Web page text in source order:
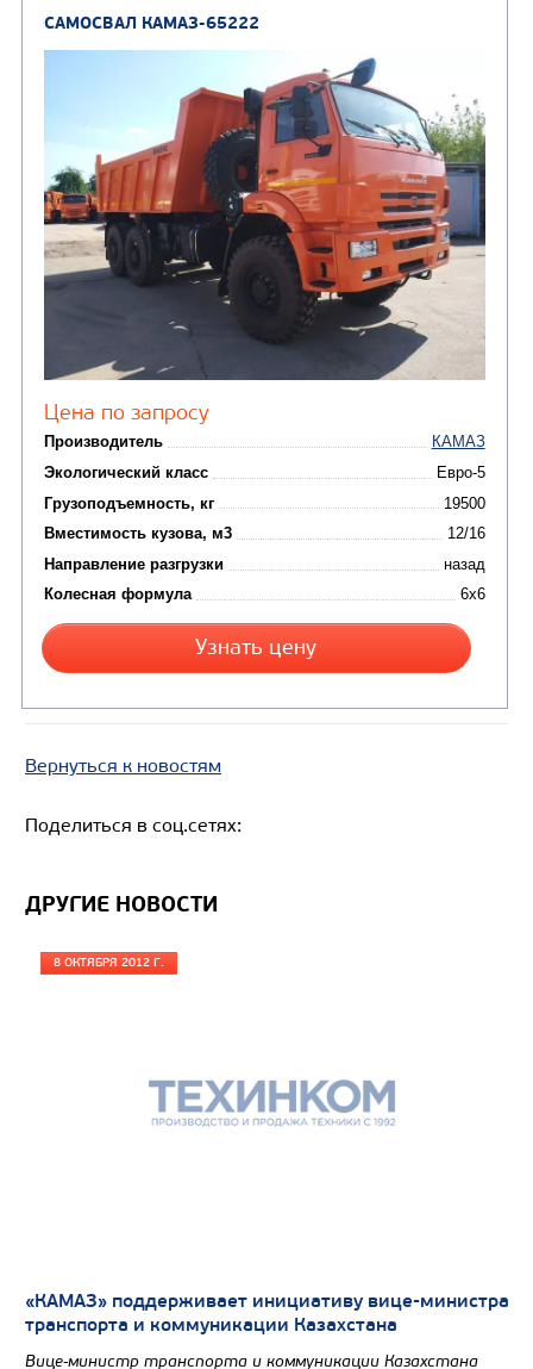
Кредит/Лизинг
САМОСВАЛ КАМАЗ-6522
Цена по запросу
Грузоподъемность, кг
САМОСВАЛ КАМАЗ-65222
Вернуться к новостям
Поделиться в соц.сетях:
ДРУГИЕ НОВОСТИ
8 ОКТЯБРЯ 2012 Г.
«КАМАЗ» поддерживает инициативу вице-министра
транспорта и коммуникации Казахстана
Вице-министр транспорта и коммуникации Казахстана